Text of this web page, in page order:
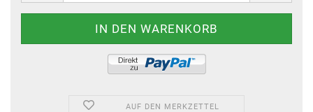
AUF DEN MERKZETTEL